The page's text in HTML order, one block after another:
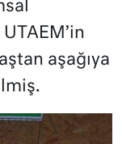
aşağıya